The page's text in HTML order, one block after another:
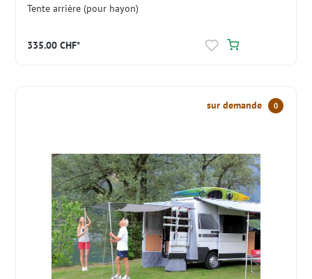
Tente arrière (pour hayon)
335.00 CHF*
sur demande 0